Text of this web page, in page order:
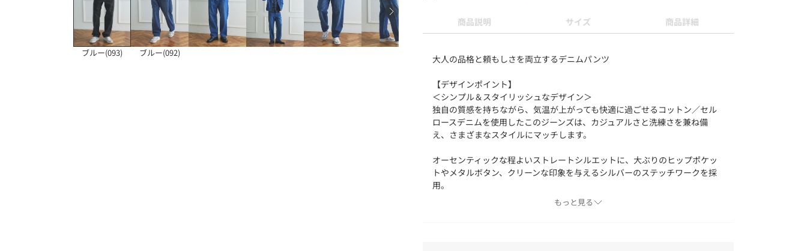
ブルー(093) ブルー(092)
商品説明 サイズ 商品詳細
大人の品格と頼もしさを両立するデニムパンツ
【デザインポイント】
＜シンプル＆スタイリッシュなデザイン＞
独自の質感を持ちながら、気温が上がっても快適に過ごせるコットン／セル
ロースデニムを使用したこのジーンズは、カジュアルさと洗練さを兼ね備
え、さまざまなスタイルにマッチします。
オーセンティックな程よいストレートシルエットに、大ぶりのヒップポケッ
トやメタルボタン、クリーンな印象を与えるシルバーのステッチワークを採
用。
さらに、サイドポケットのアクセントやウエストを絞れるタブを配備し、実
もっと見る